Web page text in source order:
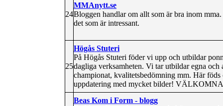
24
MMAnytt.se
Bloggen handlar om allt som är bra inom
det som är intressant.
25
Högås Stuteri
På Högås Stuteri föder vi upp och utbildar
dagliga verksamheten. Vi tar utbildar egna
championat, kvalitetsbedömning mm. Här
uppdatering med mycket bilder!
Beas Kom i Form - blogg